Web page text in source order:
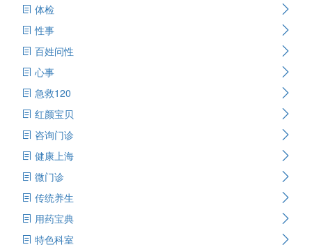
体检
性事
百姓问性
心事
急救120
红颜宝贝
咨询门诊
健康上海
微门诊
传统养生
用药宝典
特色科室